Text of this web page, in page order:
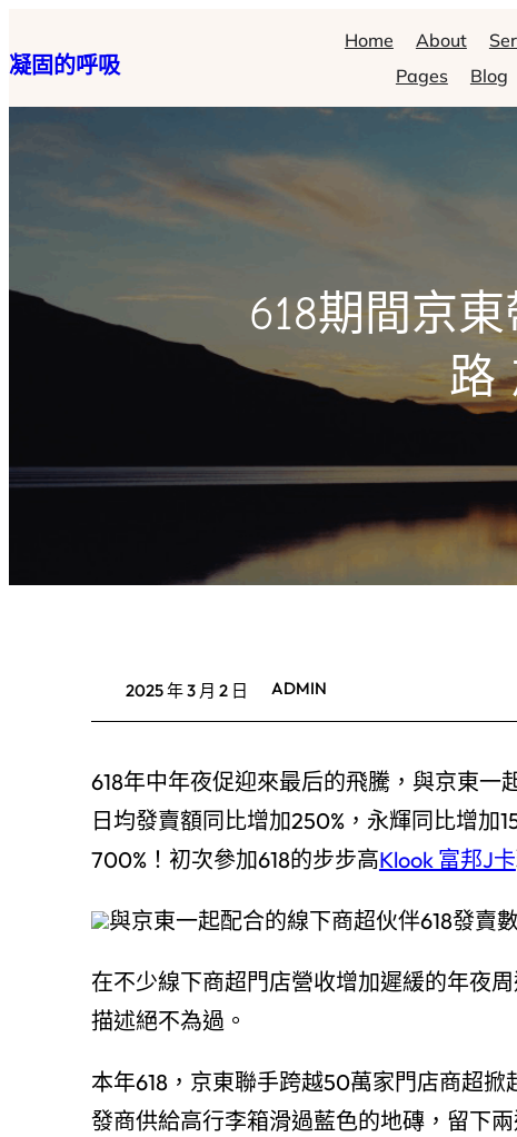
至
主
凝固的呼吸
Home About
Pages
Blog
618期間京
路
2025 年 3 月 2 日 ADMIN
618年中年夜促迎來最后的飛騰，與京東一
日均發賣額同比增加250%，永輝同比增加
700%！初次參加618的步步高Klook 富邦J卡
與京東一起配合的線下商超伙伴618發賣
在不少線下商超門店營收增加遲緩的年夜
描述絕不為過。
本年618，京東聯手跨越50萬家門店商超
發商供給高行李箱滑過藍色的地磚，留下